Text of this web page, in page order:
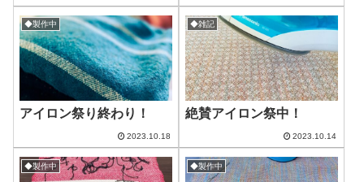
◆製作中
アイロン祭り終わり！
2023.10.18
◆雑記
絶賛アイロン祭中！
2023.10.14
◆製作中 ◆製作中